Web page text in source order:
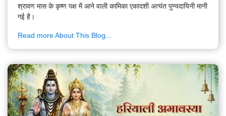
श्रावण मास के कृष्ण पक्ष में आने वाली कामिका एकादशी अत्यंत पुण्यदायिनी मानी
गई है।
Read more About This Blog...